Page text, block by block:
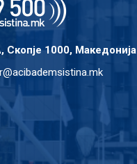
Скопје 1000, Македонија